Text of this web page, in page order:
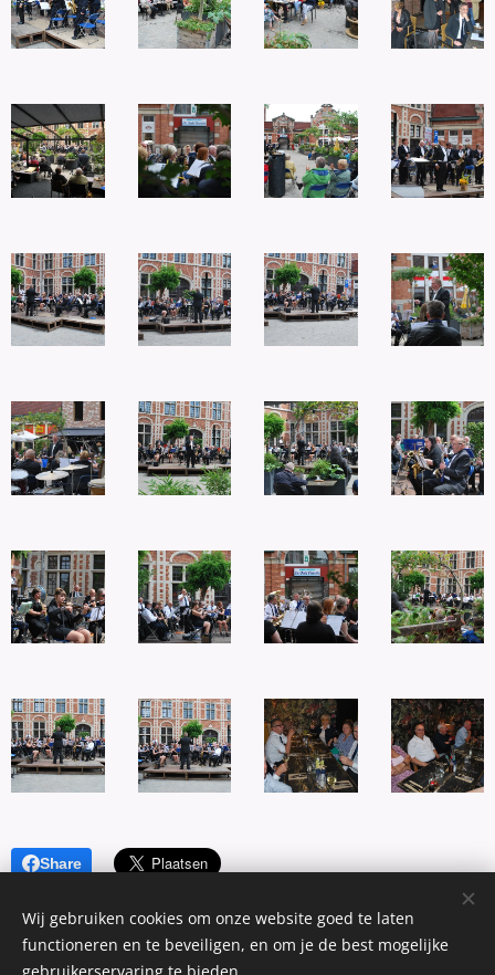
Share
Wij gebruiken cookies om onze website goed te laten
functioneren en te beveiligen, en om je de best mogelijke